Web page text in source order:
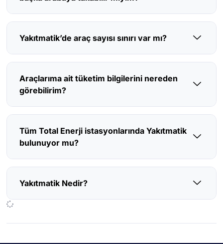
Yakıtmatik’de araç sayısı sınırı var mı?
Araçlarıma ait tüketim bilgilerini nereden
görebilirim?
Tüm Total Enerji istasyonlarında Yakıtmatik
bulunuyor mu?
Yakıtmatik Nedir?